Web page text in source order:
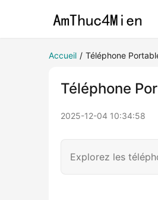
Accueil / Téléphone
Téléphone
2025-12-04 10:34:58
Explorez les